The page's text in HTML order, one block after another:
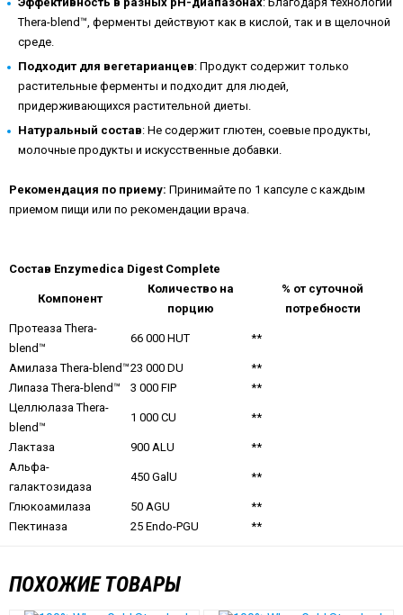
Thera-blend™, ферменты действуют как в кислой, так и в щелочной
среде.
Подходит для вегетарианцев: Продукт содержит только
растительные ферменты и подходит для людей,
придерживающихся растительной диеты.
Натуральный состав: Не содержит глютен, соевые продукты,
молочные продукты и искусственные добавки.
Рекомендация по приему: Принимайте по 1 капсуле с каждым
приемом пищи или по рекомендации врача.
Состав Enzymedica Digest Complete
Компонент
Количество на
порцию
% от суточной
потребности
Протеаза Thera-
blend™
66 000 HUT **
Амилаза Thera-blend™23 000 DU
**
Липаза Thera-blend™
3 000 FIP
**
Целлюлаза Thera-
blend™
1 000 CU **
Лактаза 900 ALU
**
Альфа-
галактозидаза
450 GalU **
Глюкоамилаза 50 AGU
**
Пектиназа
25 Endo-PGU **
ПОХОЖИЕ ТОВАРЫ